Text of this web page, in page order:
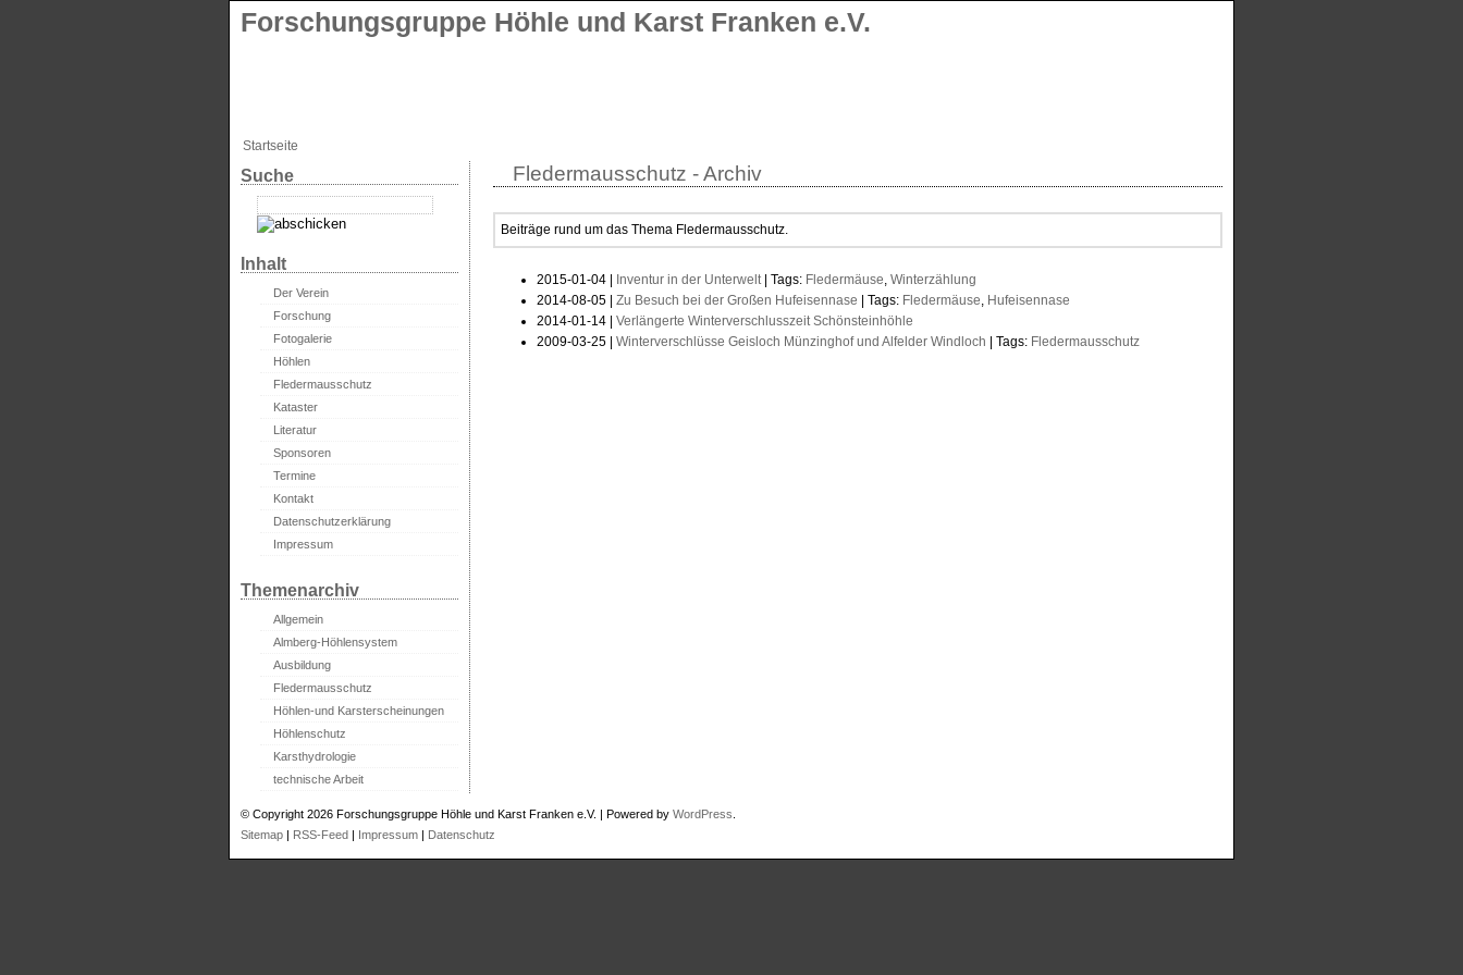
Forschungsgruppe Höhle und Karst Franken e.V.
Startseite
Fledermausschutz - Archiv
Beiträge rund um das Thema Fledermausschutz.
2015-01-04 | Inventur in der Unterwelt | Tags: Fledermäuse Winterzählung
2014-08-05 | Zu Besuch bei der Großen Hufeisennase | Tags: Fledermäuse Hufeisennase
2014-01-14 | Verlängerte Winterverschlusszeit Schönsteinhöhle
2009-03-25 | Winterverschlüsse Geisloch Münzinghof und Alfelder Windloch | Tags: Fledermausschutz
Suche
Inhalt
Der Verein
Forschung
Fotogalerie
Höhlen
Fledermausschutz
Kataster
Literatur
Sponsoren
Termine
Kontakt
Datenschutzerklärung
Impressum
Themenarchiv
Allgemein
Almberg-Höhlensystem
Ausbildung
Fledermausschutz
Höhlen-und Karsterscheinungen
Höhlenschutz
Karsthydrologie
technische Arbeit
© Copyright 2026 Forschungsgruppe Höhle und Karst Franken e.V. | Powered by WordPress
Sitemap | RSS-Feed | Impressum | Datenschutz